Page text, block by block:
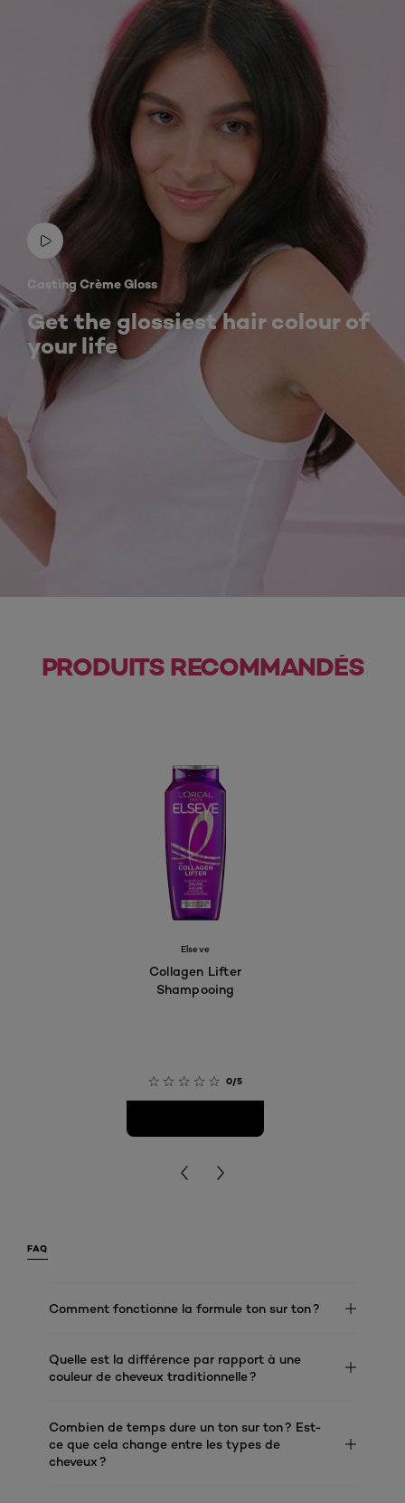
Casting Crème Gloss
Get the glossiest hair colour of
your life
PRODUITS RECOMMANDÉS
Elseve
Collagen Lifter
Shampooing
0/5
FAQ
Comment fonctionne la formule ton sur ton ?
Quelle est la différence par rapport à une
couleur de cheveux traditionnelle ?
Combien de temps dure un ton sur ton ? Est-
ce que cela change entre les types de
cheveux ?